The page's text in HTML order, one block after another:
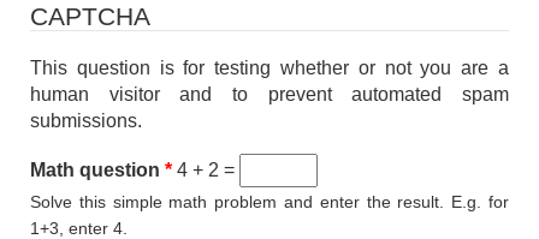
CAPTCHA
This question is for testing whether or not you are a
human visitor and to prevent automated spam
submissions.
Math question * 4 + 2 =
Solve this simple math problem and enter the result. E.g. for
1+3, enter 4.